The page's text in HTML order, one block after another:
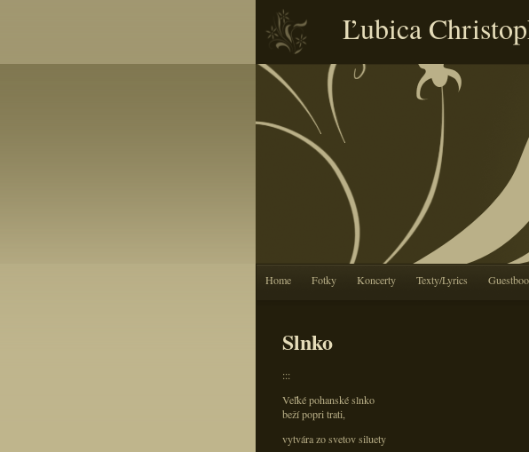
Ľubica
Home Fotky Koncerty Texty/Lyrics
Slnko
:::
Veľké pohanské slnko
beží popri trati,
vytvára zo svetov siluety